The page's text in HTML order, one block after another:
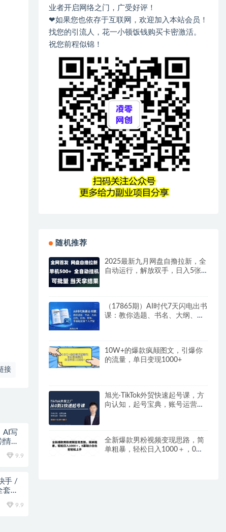
接
AI写
情把
9.9
手 /
套变
9.9
业者开启网络之门，广受好评！
❤如果您也依存于互联网，欢迎加入本站会员！
找您的引流人，花一小顿饭钱购买卡密激活。
祝您前程似锦！
随机推荐
2025最新九月网盘自撸拉新，全
自动运行，解放双手，日入5张
（17865期）AI时代7天闪电出书
课：教你选题、书名、大纲、润
10W+的爆款疯颠图文，引爆你
的流量，单日变现1000+
旭光·TikTok外贸快速起号课，​方
向认知，起号宝典，账号运营，
全新爆款男粉视频变现思路，简
单粗暴，轻松日入1000＋，0基